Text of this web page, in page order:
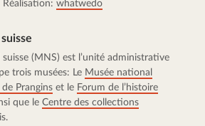
whatwedo
(MNS) est l’unité administrative
trois musées: Le Musée national
Prangins et le Forum de l’histoire
que le Centre des collections